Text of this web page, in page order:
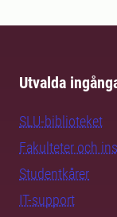
Utvalda
SLU-biblioteket
Fakulteter och
Studentkårer
IT-support